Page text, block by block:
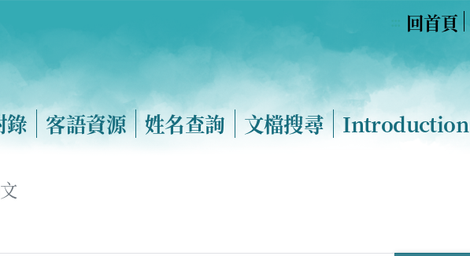
回首頁
錄 客語資源 姓名查詢 文檔搜尋 Introduction